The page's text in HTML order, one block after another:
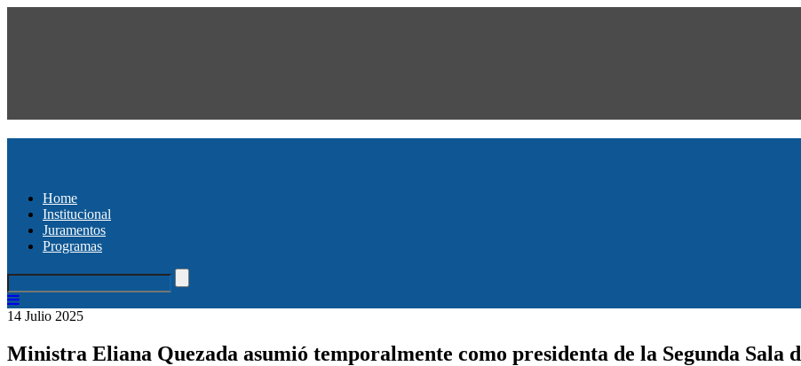
Home
Institucional
Juramentos
Programas
14 Julio 2025
Ministra Eliana Quezada asumió temporalmente como presidenta de la Segunda Sala